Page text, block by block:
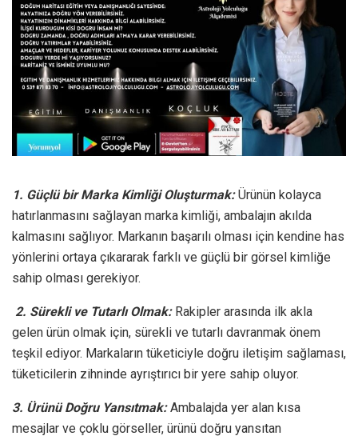
1. Güçlü bir Marka Kimliği Oluşturmak:Ürünün kolayca
hatırlanmasını sağlayan marka kimliği, ambalajın akılda
kalmasını sağlıyor. Markanın başarılı olması için kendine has
yönlerini ortaya çıkararak farklı ve güçlü bir görsel kimliğe
sahip olması gerekiyor.
2. Sürekli ve Tutarlı Olmak: Rakipler arasında ilk akla
gelen ürün olmak için, sürekli ve tutarlı davranmak önem
teşkil ediyor. Markaların tüketiciyle doğru iletişim sağlaması,
tüketicilerin zihninde ayrıştırıcı bir yere sahip oluyor.
3. Ürünü Doğru Yansıtmak: Ambalajda yer alan kısa
mesajlar ve çoklu görseller, ürünü doğru yansıtan